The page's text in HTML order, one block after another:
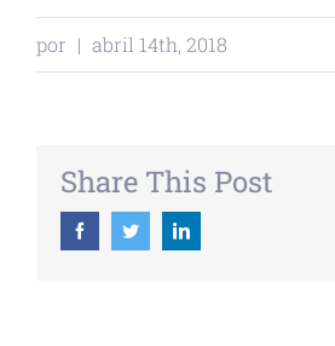
por | abril 14th, 2018
Share This Post
FacebookTwitterLinkedin